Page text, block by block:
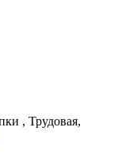
, Трудовая,